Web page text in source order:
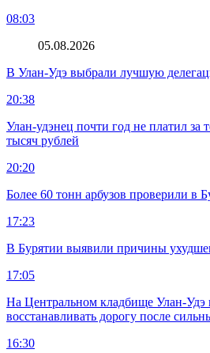
08:03
05.08.2026
В Улан-Удэ выбрали лучшую
20:38
Улан-удэнец почти год не платил за
тысяч рублей
20:20
Более 60 тонн арбузов проверили в
17:23
В Бурятии выявили причины
17:05
На Центральном кладбище Улан-
восстанавливать дорогу после
16:30